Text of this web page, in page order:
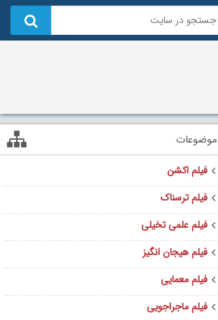
موضوعات
فیلم اکشن
فیلم ترسناک
فیلم علمی تخیلی
فیلم هیجان انگیز
فیلم معمایی
فیلم ماجراجویی